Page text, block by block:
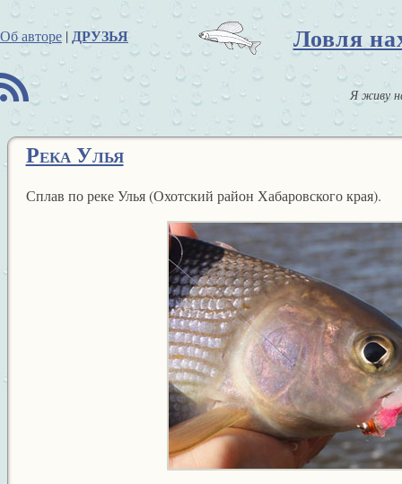
Об авторе | ДРУЗЬЯ Ловля
B Я живу
Река Улья
Сплав по реке Улья (Охотский район Хабаровского края).